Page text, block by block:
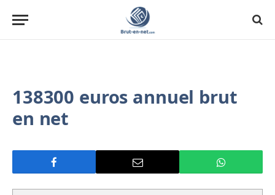
138300 euros annuel brut
en net